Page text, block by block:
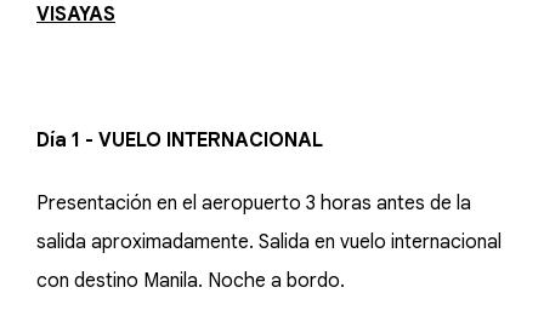
VISAYAS
Día 1 - VUELO INTERNACIONAL
Presentación en el aeropuerto 3 horas antes de la
salida aproximadamente. Salida en vuelo internacional
con destino Manila. Noche a bordo.